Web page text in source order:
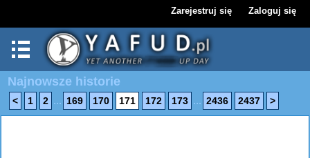
Zarejestruj się Zaloguj się
Najnowsze historie
< 1 2 ... 169 170 171 172 173 ... 2436 2437 >